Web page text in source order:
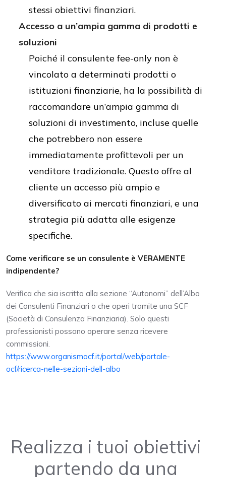
stessi obiettivi finanziari.
Accesso a un’ampia gamma di prodotti e
soluzioni
Poiché il consulente fee-only non è
vincolato a determinati prodotti o
istituzioni finanziarie, ha la possibilità di
raccomandare un’ampia gamma di
soluzioni di investimento, incluse quelle
che potrebbero non essere
immediatamente profittevoli per un
venditore tradizionale. Questo offre al
cliente un accesso più ampio e
diversificato ai mercati finanziari, e una
strategia più adatta alle esigenze
specifiche.
Come verificare se un consulente è VERAMENTE
indipendente?
Verifica che sia iscritto alla sezione “Autonomi” dell’Albo
dei Consulenti Finanziari o che operi tramite una SCF
(Società di Consulenza Finanziaria). Solo questi
professionisti possono operare senza ricevere
commissioni.
https://www.organismocf.it/portal/web/portale-
ocf/ricerca-nelle-sezioni-dell-albo
Realizza i tuoi obiettivi
partendo da una